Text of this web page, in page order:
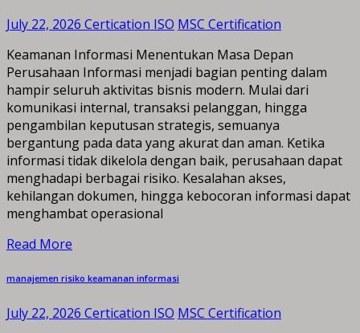
July 22, 2026 Certication ISO MSC Certification
Keamanan Informasi Menentukan Masa Depan
Perusahaan Informasi menjadi bagian penting dalam
hampir seluruh aktivitas bisnis modern. Mulai dari
komunikasi internal, transaksi pelanggan, hingga
pengambilan keputusan strategis, semuanya
bergantung pada data yang akurat dan aman. Ketika
informasi tidak dikelola dengan baik, perusahaan dapat
menghadapi berbagai risiko. Kesalahan akses,
kehilangan dokumen, hingga kebocoran informasi dapat
menghambat operasional
Read More
manajemen risiko keamanan informasi
July 22, 2026 Certication ISO MSC Certification